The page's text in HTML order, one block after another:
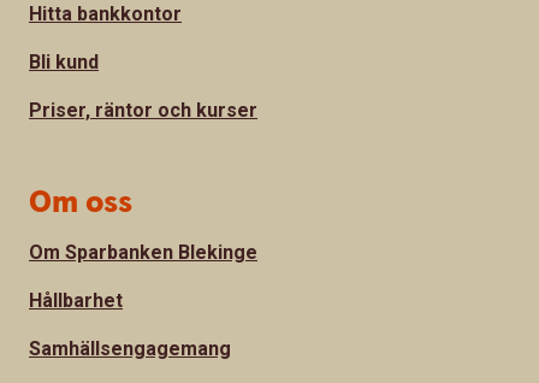
Hitta bankkontor
Bli kund
Priser, räntor och kurser
Om oss
Om Sparbanken Blekinge
Hållbarhet
Samhällsengagemang